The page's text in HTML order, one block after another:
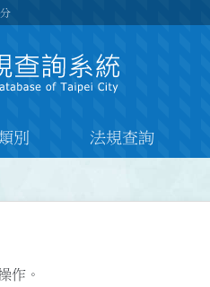
別 法規查詢
作。